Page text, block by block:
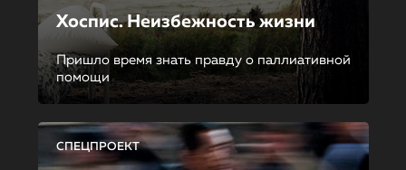
Хоспис. Неизбежность жизни
Пришло время знать правду о паллиативной
помощи
СПЕЦПРОЕКТ